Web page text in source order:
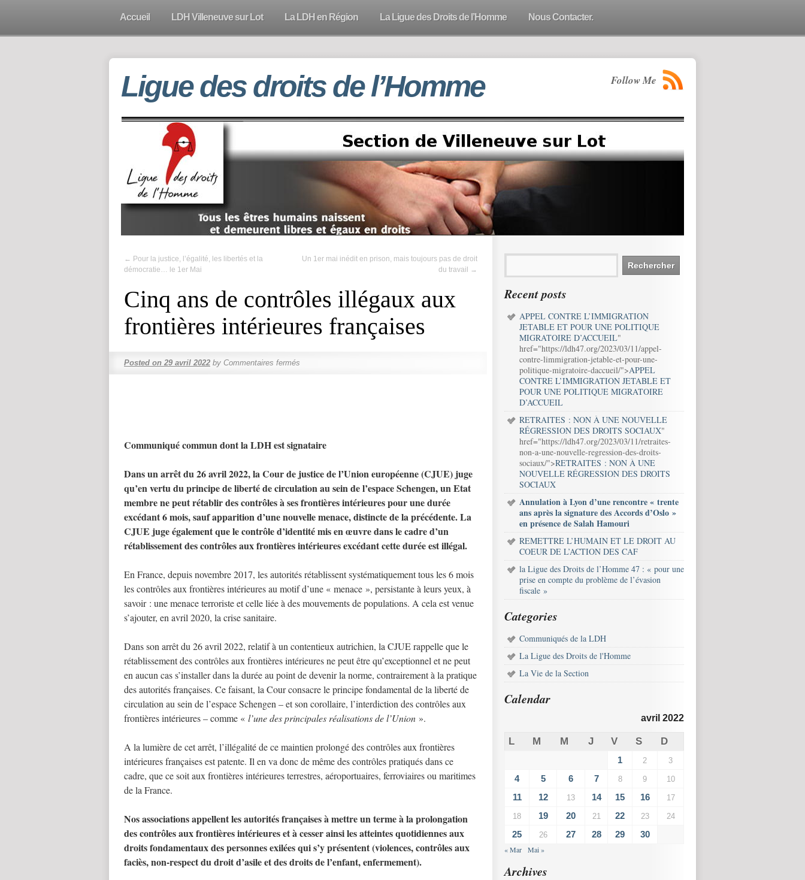
Accueil LDH Villeneuve sur Lot La LDH en Région La Ligue des Droits de l’Homme Nous Contacter.
Ligue des droits de l’Homme Follow Me
← Pour la justice, l’égalité, les libertés et la
démocratie… le 1er Mai
Un 1er mai inédit en prison, mais toujours pas de droit
du travail
→
Cinq ans de contrôles illégaux aux
frontières intérieures françaises
Posted on 29 avril 2022 by Commentaires fermés
Communiqué commun dont la LDH est signataire
Dans un arrêt du 26 avril 2022, la Cour de justice de l’Union européenne (CJUE) juge
qu’en vertu du principe de liberté de circulation au sein de l’espace Schengen, un Etat
membre ne peut rétablir des contrôles à ses frontières intérieures pour une durée
excédant 6 mois, sauf apparition d’une nouvelle menace, distincte de la précédente. La
CJUE juge également que le contrôle d’identité mis en œuvre dans le cadre d’un
rétablissement des contrôles aux frontières intérieures excédant cette durée est illégal.
En France, depuis novembre 2017, les autorités rétablissent systématiquement tous les 6 mois
les contrôles aux frontières intérieures au motif d’une « menace », persistante à leurs yeux, à
savoir : une menace terroriste et celle liée à des mouvements de populations. A cela est venue
s’ajouter, en avril 2020, la crise sanitaire.
Dans son arrêt du 26 avril 2022, relatif à un contentieux autrichien, la CJUE rappelle que le
rétablissement des contrôles aux frontières intérieures ne peut être qu’exceptionnel et ne peut
en aucun cas s’installer dans la durée au point de devenir la norme, contrairement à la pratique
des autorités françaises. Ce faisant, la Cour consacre le principe fondamental de la liberté de
circulation au sein de l’espace Schengen – et son corollaire, l’interdiction des contrôles aux
frontières intérieures – comme « l’une des principales réalisations de l’Union ».
A la lumière de cet arrêt, l’illégalité de ce maintien prolongé des contrôles aux frontières
intérieures françaises est patente. Il en va donc de même des contrôles pratiqués dans ce
cadre, que ce soit aux frontières intérieures terrestres, aéroportuaires, ferroviaires ou maritimes
de la France.
Nos associations appellent les autorités françaises à mettre un terme à la prolongation
des contrôles aux frontières intérieureset à cesser ainsi les atteintes quotidiennes aux
droits fondamentaux des personnes exilées qui s’y présentent (violences, contrôles aux
faciès, non-respect du droit d’asile et des droits de l’enfant, enfermement).
Recent posts
APPEL CONTRE L’IMMIGRATION
JETABLE ET POUR UNE POLITIQUE
MIGRATOIRE D’ACCUEIL"
href="https://ldh47.org/2023/03/11/appel-
contre-limmigration-jetable-et-pour-une-
politique-migratoire-daccueil/">APPEL
CONTRE L’IMMIGRATION JETABLE ET
POUR UNE POLITIQUE MIGRATOIRE
D’ACCUEIL
RETRAITES : NON À UNE NOUVELLE
RÉGRESSION DES DROITS SOCIAUX"
href="https://ldh47.org/2023/03/11/retraites-
non-a-une-nouvelle-regression-des-droits-
sociaux/">RETRAITES : NON À UNE
NOUVELLE RÉGRESSION DES DROITS
SOCIAUX
Annulation à Lyon d’une rencontre « trente
ans après la signature des Accords d’Oslo »
en présence de Salah Hamouri
REMETTRE L’HUMAIN ET LE DROIT AU
COEUR DE L’ACTION DES CAF
la Ligue des Droits de l’Homme 47 : « pour une
prise en compte du problème de l’évasion
fiscale »
Categories
Communiqués de la LDH
La Ligue des Droits de l'Homme
La Vie de la Section
Calendar
avril 2022
L M M J V S D
1 2 3
4 5 6 7 8 9 10
11 12 13 14 15 16 17
18 19 20 21 22 23 24
25 26 27 28 29 30
« Mar Mai »
Archives